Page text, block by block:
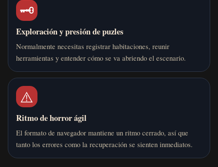
🗝️
Exploración y presión de puzles
Normalmente necesitas registrar habitaciones, reunir
herramientas y entender cómo se va abriendo el escenario.
⚠️
Ritmo de horror ágil
El formato de navegador mantiene un ritmo cerrado, así que
tanto los errores como la recuperación se sienten inmediatos.